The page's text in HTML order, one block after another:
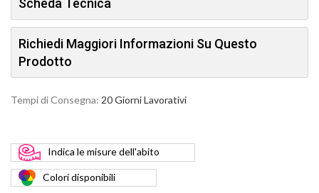
Richiedi Maggiori Informazioni Su Questo
Prodotto
Tempi di Consegna: 20 Giorni Lavorativi
Indica le misure dell'abito
Coloridisponibili